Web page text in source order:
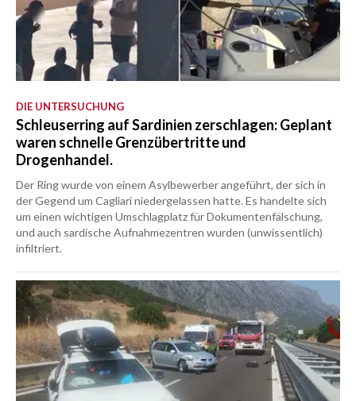
DIE UNTERSUCHUNG
Schleuserring auf Sardinien zerschlagen: Geplant
waren schnelle Grenzübertritte und
Drogenhandel.
Der Ring wurde von einem Asylbewerber angeführt, der sich in
der Gegend um Cagliari niedergelassen hatte. Es handelte sich
um einen wichtigen Umschlagplatz für Dokumentenfälschung,
und auch sardische Aufnahmezentren wurden (unwissentlich)
infiltriert.